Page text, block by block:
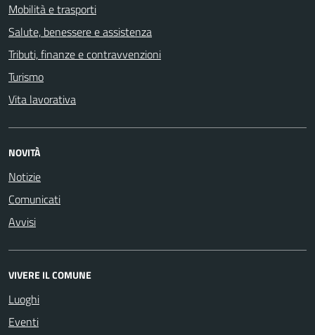
Mobilità e trasporti
Salute, benessere e assistenza
Tributi, finanze e contravvenzioni
Turismo
Vita lavorativa
NOVITÀ
Notizie
Comunicati
Avvisi
VIVERE IL COMUNE
Luoghi
Eventi